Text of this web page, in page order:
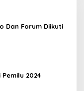
Dan Forum Diikuti
2024